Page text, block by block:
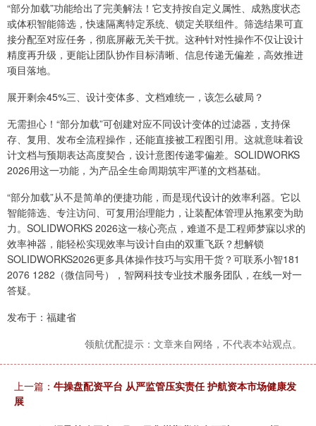
“部分加载”功能给出了完美解法！它支持按自定义属性、成熟度状态
或体积智能筛选，快速隔离特定系统、锁定关联组件。筛选结果可直
接分配至对应任务，彻底屏蔽无关干扰。这种针对性操作不仅让设计
精度再升级，更能让团队协作目标清晰、信息传递无偏差，高效推进
项目落地。
展开剩余45%三、设计变体多、文档难统一，该怎么破局？
无需担心！“部分加载”可创建对应不同设计变体的过滤器，支持保
存、复用、发布全流程操作，还能直接被工程图引用。这就意味着设
计文档与预期表达高度契合，设计意图传递零偏差。SOLIDWORKS
2026用这一功能，为产品全生命周期筑牢严谨的文档基础。
“部分加载”从不是简单的便捷功能，而是现代设计的效率利器。它以
智能筛选、专注访问、可复用治理能力，让装配体管理从拖累变为助
力。SOLIDWORKS 2026这一核心亮点，难道不是工程师梦寐以求的
效率神器，能轻松实现效率与设计自由的双重飞跃？想解锁
SOLIDWORKS2026更多具体操作技巧与实用干货？可联系小智181
2076 1282（微信同号），智网科技专业技术服务团队，在线一对一
答疑。
发布于：福建省
领航优配提示：文章来自网络，不代表本站观点。
上一篇： 牛操盘配资平台 从严监管压实责任 护航资本市场健康发
展